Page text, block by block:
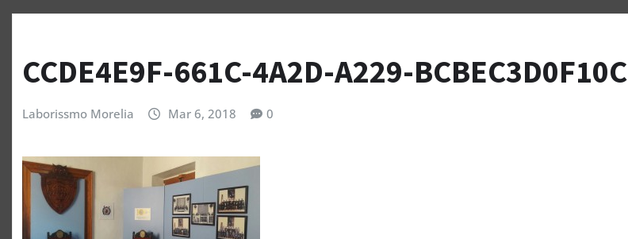
CCDE4E9F-661C-4A2D-A229-BCBEC3D0F10C
Laborissmo Morelia Mar 6, 2018 0